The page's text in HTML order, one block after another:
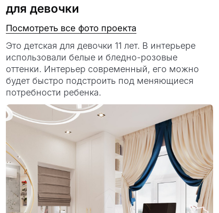
для девочки
Посмотреть все фото проекта
Это детская для девочки 11 лет. В интерьере
использовали белые и бледно-розовые
оттенки. Интерьер современный, его можно
будет быстро подстроить под меняющиеся
потребности ребенка.